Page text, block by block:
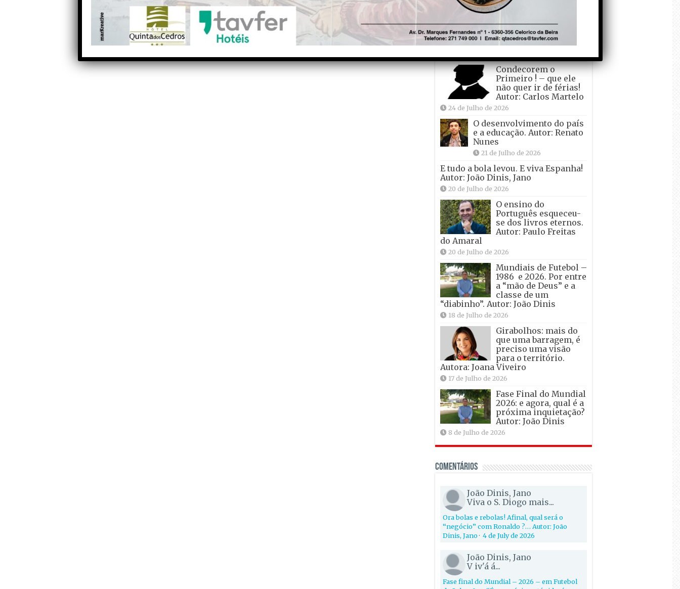
Tadei Pogacar vence o
“Tour” – A “Volta a
França em Bicicleta”
pela quinta vez! Autor:
João Dinis
Condecorem o
Primeiro ! – que ele
não quer ir de férias!
Autor: Carlos Martelo
24 de Julho de 2026
O desenvolvimento do país
e a educação. Autor: Renato
Nunes
21 de Julho de 2026
E tudo a bola levou. E viva Espanha!
Autor: João Dinis, Jano
20 de Julho de 2026
O ensino do
Português esqueceu-
se dos livros eternos.
Autor: Paulo Freitas
do Amaral
20 de Julho de 2026
Mundiais de Futebol –
1986 e 2026. Por entre
a “mão de Deus” e a
classe de um
“diabinho”. Autor: João Dinis
18 de Julho de 2026
Girabolhos: mais do
que uma barragem, é
preciso uma visão
para o território.
Autora: Joana Viveiro
17 de Julho de 2026
Fase Final do Mundial
2026: e agora, qual é a
próxima inquietação?
Autor: João Dinis
8 de Julho de 2026
Comentários
João Dinis, Jano
Viva o S. Diogo mais...
Ora bolas e rebolas! Afinal, qual será o
“negócio” com Ronaldo ?… Autor: João
Dinis, Jano· 4 de July de 2026
João Dinis, Jano
V iv'á á...
Fase final do Mundial – 2026 – em Futebol